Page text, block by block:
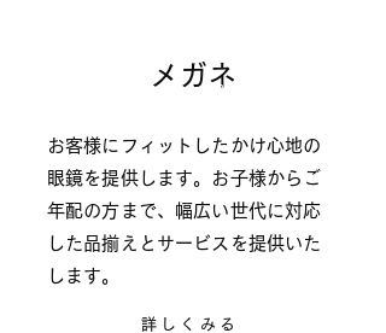
メガネ
Glasses
お客様にフィットしたかけ心地の
眼鏡を提供します。お子様からご
年配の方まで、幅広い世代に対応
した品揃えとサービスを提供いた
します。
詳しくみる